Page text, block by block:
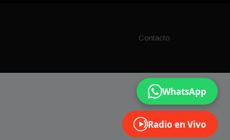
Radio en Vivo
WhatsApp
Contacto